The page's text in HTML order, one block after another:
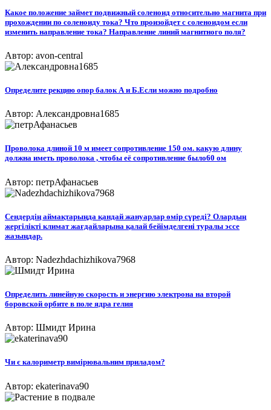
Какое положение займет подвижный соленоид относительно магнита при
прохождении по соленоиду тока? Что произойдет с соленоидом если
изменить направление тока? Направление линий магнитного поля?
Автор: avon-central
Определите рекцию опор балок А и Б.Если можно подробно
Автор: Александровна1685
Проволока длиной 10 м имеет сопротивление 150 ом. какую длину
должна иметь проволока , чтобы её сопротивление было60 ом
Автор: петрАфанасьев
Сендердің аймақтарыңда қандай жануарлар өмір сүреді? Олардың
жергілікті климат жағдайларына қалай бейімделгені туралы эссе
жазыңдар.​
Автор: Nadezhdachizhikova7968
Определить линейную скорость и энергию электрона на второй
боровской орбите в поле ядра гелия
Автор: Шмидт Ирина
Чи є калориметр вимірювальним приладом?
Автор: ekaterinava90